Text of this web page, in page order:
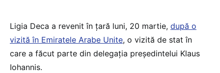
Ligia Deca a revenit în țară luni, 20 martie, după o
vizită în Emiratele Arabe Unite, o vizită de stat în
care a făcut parte din delegația președintelui Klaus
Iohannis.